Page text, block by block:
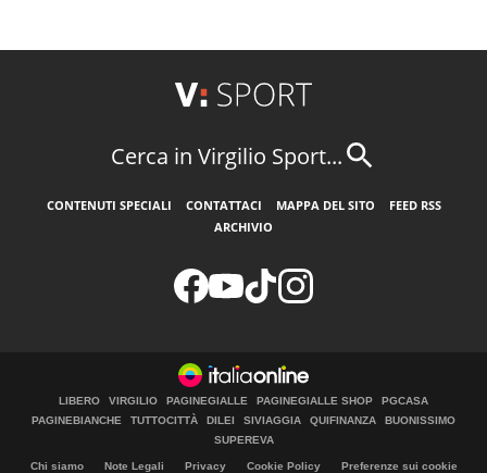
Cerca in Virgilio Sport...
CONTENUTI SPECIALI CONTATTACI MAPPA DEL SITO
FEED RSS
ARCHIVIO
LIBERO VIRGILIO PAGINEGIALLE PAGINEGIALLE SHOP
PGCASA
PAGINEBIANCHE
TUTTOCITTÀ DILEI SIVIAGGIA QUIFINANZA
BUONISSIMO
SUPEREVA
Chi siamo Note Legali Privacy Cookie Policy Preferenze sui cookie